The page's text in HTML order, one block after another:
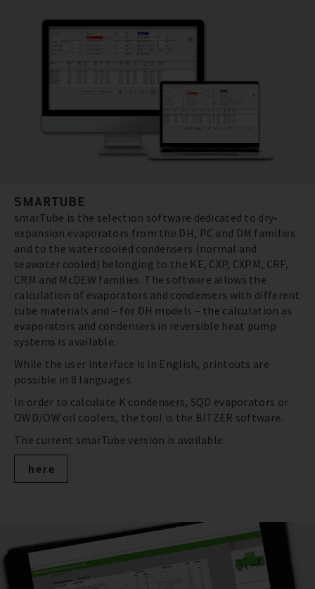
SMARTUBE
smarTube is the selection software dedicated to dry-
expansion evaporators from the DH, PC and DM families
and to the water cooled condensers (normal and
seawater cooled) belonging to the KE, CXP, CXPM, CRF,
CRM and McDEW families. The software allows the
calculation of evaporators and condensers with different
tube materials and – for DH models – the calculation as
evaporators and condensers in reversible heat pump
systems is available.
While the user interface is in English, printouts are
possible in 8 languages.
In order to calculate K condensers, SQD evaporators or
OWD/OW oil coolers, the tool is the BITZER software.
The current smarTube version is available:
here